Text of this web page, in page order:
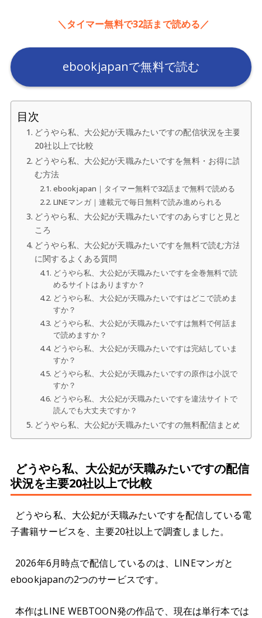
＼タイマー無料で32話まで読める／
ebookjapanで無料で読む
目次
どうやら私、大公妃が天職みたいですの配信状況を主要
20社以上で比較
どうやら私、大公妃が天職みたいですを無料・お得に読
む方法
ebookjapan｜タイマー無料で32話まで無料で読める
LINEマンガ｜連載元で毎日無料で読み進められる
どうやら私、大公妃が天職みたいですのあらすじと見ど
ころ
どうやら私、大公妃が天職みたいですを無料で読む方法
に関するよくある質問
どうやら私、大公妃が天職みたいですを全巻無料で読
めるサイトはありますか？
どうやら私、大公妃が天職みたいですはどこで読めま
すか？
どうやら私、大公妃が天職みたいですは無料で何話ま
で読めますか？
どうやら私、大公妃が天職みたいですは完結していま
すか？
どうやら私、大公妃が天職みたいですの原作は小説で
すか？
どうやら私、大公妃が天職みたいですを違法サイトで
読んでも大丈夫ですか？
どうやら私、大公妃が天職みたいですの無料配信まとめ
どうやら私、大公妃が天職みたいですの配信
状況を主要20社以上で比較
どうやら私、大公妃が天職みたいですを配信している電
子書籍サービスを、主要20社以上で調査しました。
2026年6月時点で配信しているのは、LINEマンガと
ebookjapanの2つのサービスです。
本作はLINE WEBTOON発の作品で、現在は単行本では